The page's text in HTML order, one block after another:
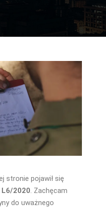
stronie pojawił się
L6/2020. Zachęcam
do uważnego